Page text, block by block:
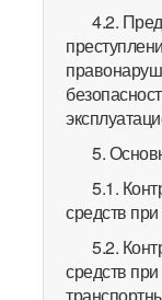
4.2.
5.
5.1.
средств
5.2.
средств